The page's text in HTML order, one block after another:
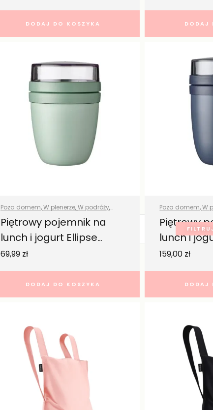
DODAJ DO KOSZYKA DODAJ
Poza domem,W plenerze,W podróży,
Wszystkie produkty
Piętrowy pojemnik na
lunch i jogurt Ellipse
69,99 zł
DODAJ DO KOSZYKA
Poza domem,W
Wszystkie produkty
Piętrowy
lunch i
Ellipse
– Mepal
159,00 zł
DODAJ